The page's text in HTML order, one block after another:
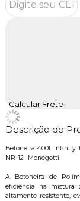
Calcular Frete
Descrição do
Betoneira 400L Infinity
NR-12 -Menegotti
A Betoneira de
eficiência na mistura
altamente resistente,